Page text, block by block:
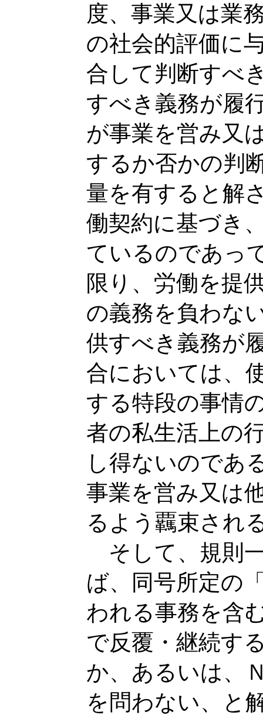
度、事業又は業
の社会的評価に
合して判断すべ
すべき義務が履
が事業を営み又
するか否かの判
量を有すると解
働契約に基づき
ているのであっ
限り、労働を提
の義務を負わな
供すべき義務が
合においては、
する特段の事情
者の私生活上の
し得ないのであ
事業を営み又は
るよう覊束され
そして、規則
ば、同号所定の
われる事務を含
で反覆・継続す
か、あるいは、
を問わない、と